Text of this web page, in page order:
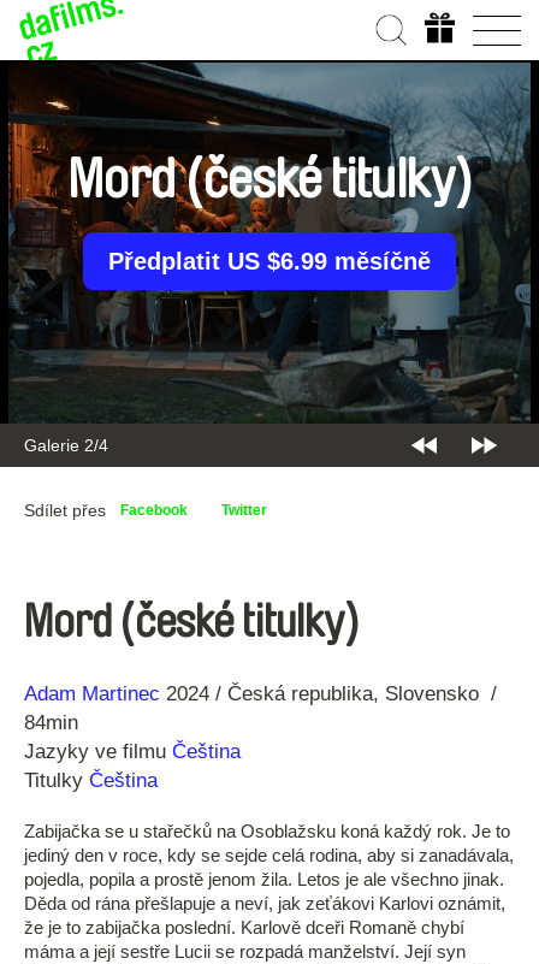
Galerie 2/4
Mord (české titulky)
Předplatit US $6.99 měsíčně
Sdílet přes Facebook Twitter
Mord (české titulky)
Režie
Adam Martinec
Rok 2024 Česká republika Slovensko
84min
Jazyky ve filmu Čeština
Titulky Čeština
Zabijačka se u stařečků na Osoblažsku koná každý rok. Je to
jediný den v roce, kdy se sejde celá rodina, aby si zanadávala,
pojedla, popila a prostě jenom žila. Letos je ale všechno jinak.
Děda od rána přešlapuje a neví, jak zeťákovi Karlovi oznámit,
že je to zabijačka poslední. Karlově dceři Romaně chybí
máma a její sestře Lucii se rozpadá manželství. Její syn